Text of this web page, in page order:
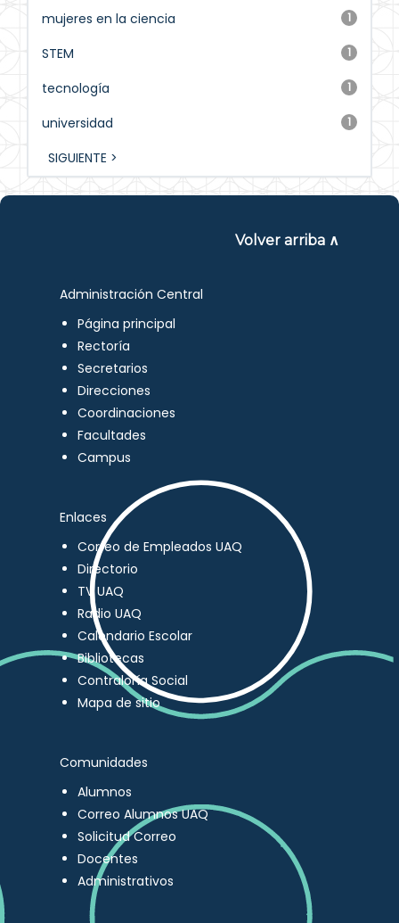
1
mujeres en la ciencia
1
STEM
1
tecnología
1
universidad
SIGUIENTE >
Volver arriba ∧
Administración Central
Página principal
Rectoría
Secretarios
Direcciones
Coordinaciones
Facultades
Campus
Enlaces
Correo de Empleados UAQ
Directorio
TV UAQ
Radio UAQ
Calendario Escolar
Bibliotecas
Contraloría Social
Mapa de sitio
Comunidades
Alumnos
Correo Alumnos UAQ
Solicitud Correo
Docentes
Administrativos